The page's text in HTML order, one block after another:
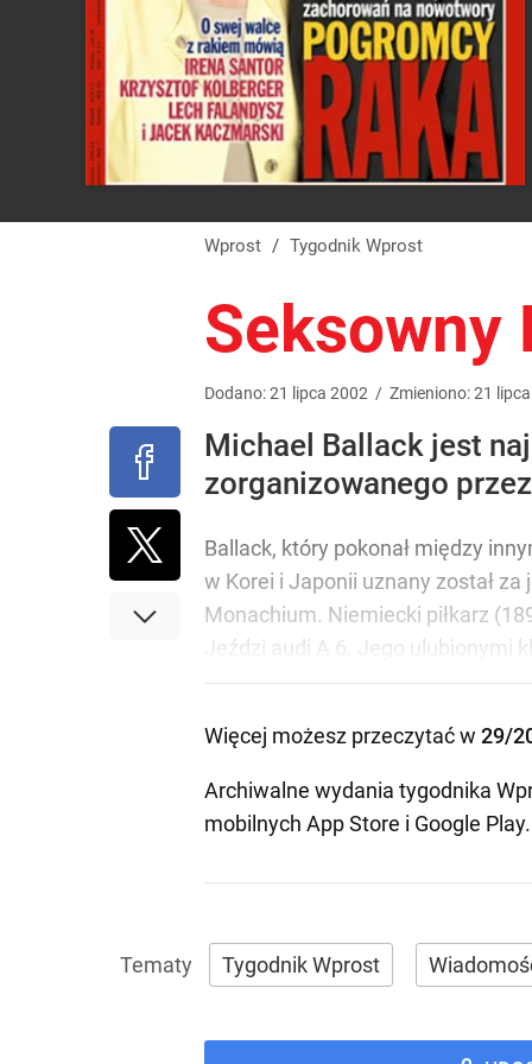
Wprost / Tygodnik Wprost
Seksowny
Dodano:21 lipca 2002 / Zmieniono:21 lipca
Michael Ballack jest
zorganizowanego
Ballack, który pokonał między
w Korei i Japonii uznany został
Monachium. Niemiecki piłkarz
Jeździ audi A 6. Jego ulubionymi
Więcej możesz przeczytać w 29/
Archiwalne wydania tygodnika
mobilnych App Store i Google Play.
Tygodnik Wprost